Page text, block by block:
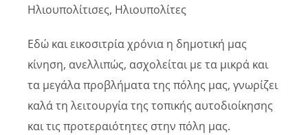
Φάκελοι
Νέα – Ανακοινώσεις
Αναζήτηση
για:
Ηλιουπολίτισες, Ηλιουπολίτες
Εδώ και εικοσιτρία χρόνια η δημοτική μας
κίνηση, ανελλιπώς, ασχολείται με τα μικρά και
τα μεγάλα προβλήματα της πόλης μας, γνωρίζει
καλά τη λειτουργία της τοπικής αυτοδιοίκησης
και τις προτεραιότητες στην πόλη μας.